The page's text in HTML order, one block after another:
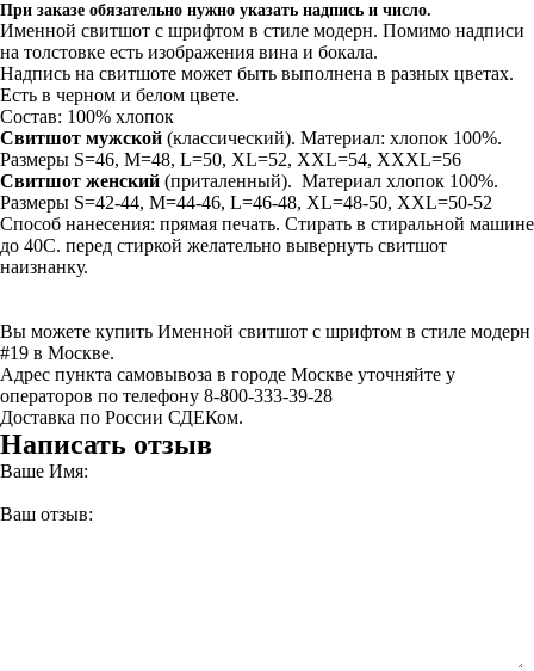
При заказе обязательно нужно указать надпись и число.
Именной свитшот с шрифтом в стиле модерн. Помимо надписи
на толстовке есть изображения вина и бокала.
Надпись на свитшоте может быть выполнена в разных цветах.
Есть в черном и белом цвете.
Состав: 100% хлопок
Свитшот мужской (классический). Материал: хлопок 100%.
Размеры S=46, M=48, L=50, XL=52, XXL=54, XXXL=56
Свитшот женский (приталенный). Материал хлопок 100%.
Размеры S=42-44, M=44-46, L=46-48, XL=48-50, XXL=50-52
Способ нанесения: прямая печать. Стирать в стиральной машине
до 40С. перед стиркой желательно вывернуть свитшот
наизнанку.
Вы можете купить Именной свитшот с шрифтом в стиле модерн
#19 в Москве.
Адрес пункта самовывоза в городе Москве уточняйте у
операторов по телефону 8-800-333-39-28
Доставка по России СДЕКом.
Написать отзыв
Ваше Имя:
Ваш отзыв: